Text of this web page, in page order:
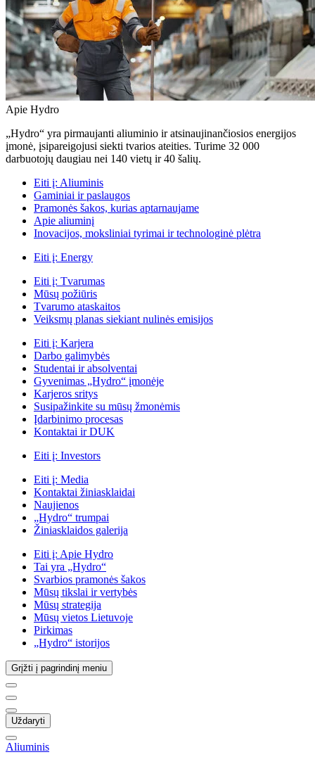
Apie Hydro
„Hydro“ yra pirmaujanti aliuminio ir atsinaujinančiosios energijos
įmonė, įsipareigojusi siekti tvarios ateities. Turime 32 000
darbuotojų daugiau nei 140 vietų ir 40 šalių.
Eiti į: Aliuminis
Gaminiai ir paslaugos
Pramonės šakos, kurias aptarnaujame
Apie aliuminį
Inovacijos, moksliniai tyrimai ir technologinė plėtra
Eiti į: Energy
Eiti į: Tvarumas
Mūsų požiūris
Tvarumo ataskaitos
Veiksmų planas siekiant nulinės emisijos
Eiti į: Karjera
Darbo galimybės
Studentai ir absolventai
Gyvenimas „Hydro“ įmonėje
Karjeros sritys
Susipažinkite su mūsų žmonėmis
Įdarbinimo procesas
Kontaktai ir DUK
Eiti į: Investors
Eiti į: Media
Kontaktai žiniasklaidai
Naujienos
„Hydro“ trumpai
Žiniasklaidos galerija
Eiti į: Apie Hydro
Tai yra „Hydro“
Svarbios pramonės šakos
Mūsų tikslai ir vertybės
Mūsų strategija
Mūsų vietos Lietuvoje
Pirkimas
„Hydro“ istorijos
Grįžti į pagrindinį meniu
Uždaryti
Aliuminis